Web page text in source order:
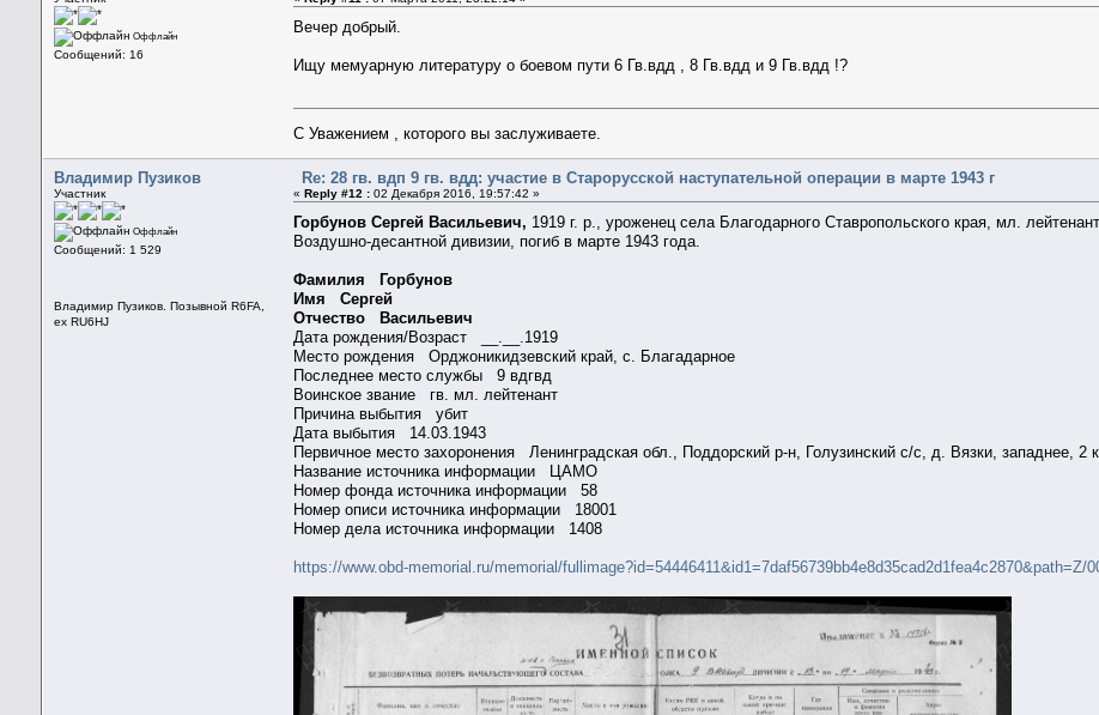
Оффлайн
Сообщений: 16
Вечер добрый.
Ищу мемуарную литературу о боевом пути 6 Гв.вдд , 8 Гв.вдд и 9 Гв.вдд !?
С Уважением , которого вы заслуживаете.
Владимир Пузиков
Участник
Оффлайн
Сообщений: 1 529
Владимир Пузиков. Позывной R6FA,
ex RU6HJ
Re: 28 гв. вдп 9 гв. вдд: участие в Старорусской наступательной операции в марте 1943 г
«Reply #12 : 02 Декабря 2016, 19:57:42 »
Горбунов Сергей Васильевич, 1919 г. р., уроженец села Благодарного Ставропольского края, мл.
Воздушно-десантной дивизии, погиб в марте 1943 года.
Фамилия Горбунов
Имя Сергей
Отчество Васильевич
Дата рождения/Возраст __.__.1919
Место рождения Орджоникидзевский край, с. Благадарное
Последнее место службы 9 вдгвд
Воинское звание гв. мл. лейтенант
Причина выбытия убит
Дата выбытия 14.03.1943
Первичное место захоронения Ленинградская обл., Поддорский р-н, Голузинский с/с, д. Вязки, западнее, 2
Название источника информации ЦАМО
Номер фонда источника информации 58
Номер описи источника информации 18001
Номер дела источника информации 1408
https://www.obd-memorial.ru/memorial/fullimage?id=54446411&id1=7daf56739bb4e8d35cad2d1fea4c2870&path=Z/